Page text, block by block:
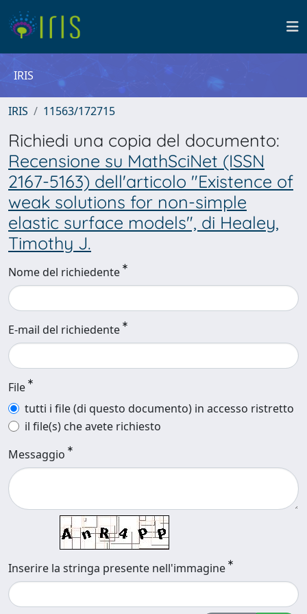
IRIS
IRIS 11563/172715
Richiedi una copia del documento:
Recensione su MathSciNet (ISSN
2167-5163) dell'articolo "Existence of
weak solutions for non-simple
elastic surface models", di Healey,
Timothy J.
Nome del richiedente
E-mail del richiedente
File
tutti i file (di questo documento) in accesso ristretto
il file(s) che avete richiesto
Messaggio
Inserire la stringa presente nell'immagine